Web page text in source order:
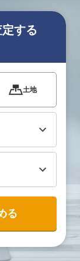
する
土地
る